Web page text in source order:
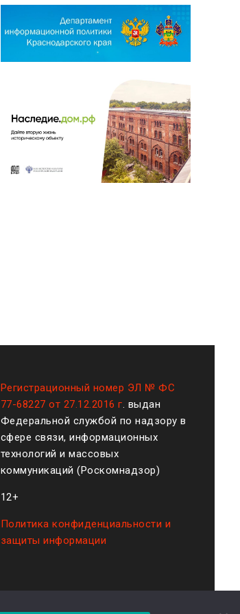
Регистрационный номер ЭЛ № ФС
77-68227 от 27.12.2016 г. выдан
Федеральной службой по надзору в
сфере связи, информационных
технологий и массовых
коммуникаций (Роскомнадзор)
12+
Политика конфиденциальности и
защиты информации